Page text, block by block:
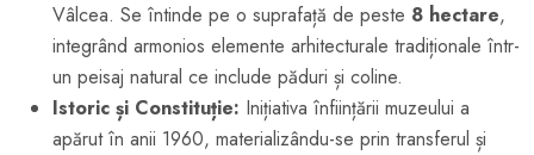
Vâlcea. Se întinde pe o suprafață de peste 8 hectare,
integrând armonios elemente arhitecturale tradiționale într-
un peisaj natural ce include păduri și coline.
Istoric și Constituție: Inițiativa înființării muzeului a
apărut în anii 1960, materializându-se prin transferul și